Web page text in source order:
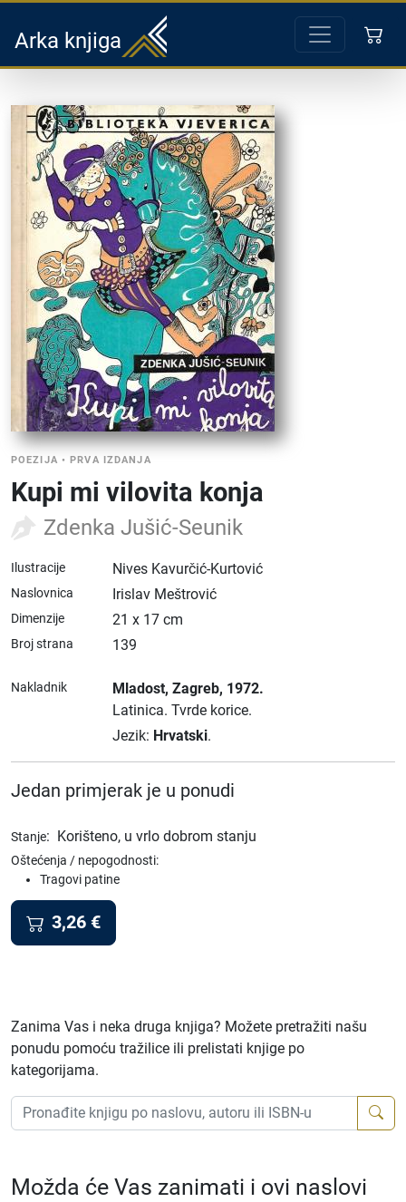
Arka knjiga
POEZIJA •PRVA IZDANJA
Kupi mi vilovita konja
Zdenka Jušić-Seunik
Ilustracije Nives Kavurčić-Kurtović
Naslovnica Irislav Meštrović
Dimenzije 21 x 17 cm
Broj strana 139
Nakladnik Mladost, Zagreb, 1972.
Latinica. Tvrde korice.
Jezik: Hrvatski.
Jedan primjerak je u ponudi
Stanje: Korišteno, u vrlo dobrom stanju
Oštećenja / nepogodnosti:
Tragovi patine
3,26 €
Zanima Vas i neka druga knjiga? Možete pretražiti našu
ponudu pomoću tražilice ili prelistati knjige po
kategorijama.
Možda će Vas zanimati i ovi naslovi